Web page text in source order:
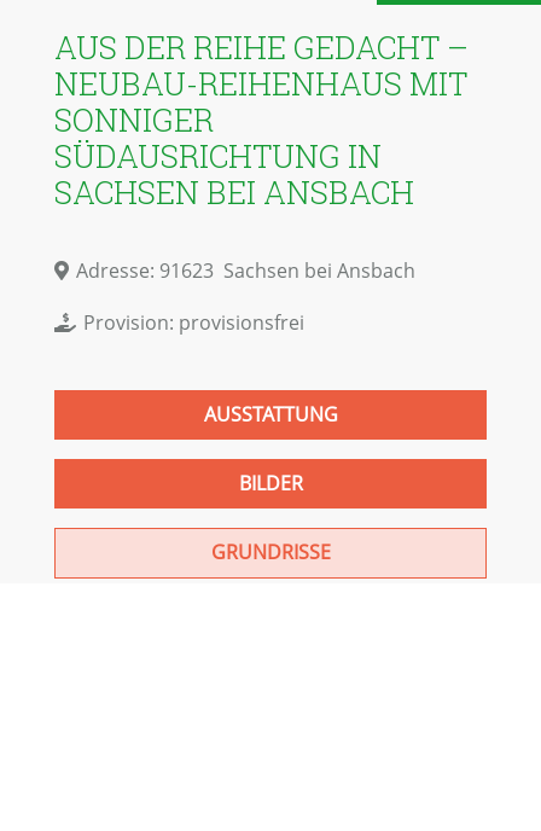
AUS DER REIHE GEDACHT –
NEUBAU-REIHENHAUS MIT
SONNIGER
SÜDAUSRICHTUNG IN
SACHSEN BEI ANSBACH
Adresse: 91623 Sachsen bei Ansbach
Provision: provisionsfrei
AUSSTATTUNG
BILDER
GRUNDRISSE